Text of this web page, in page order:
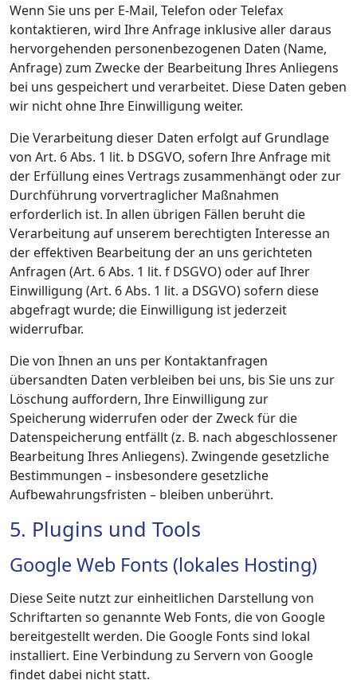
Wenn Sie uns per E-Mail, Telefon oder Telefax
kontaktieren, wird Ihre Anfrage inklusive aller daraus
hervorgehenden personenbezogenen Daten (Name,
Anfrage) zum Zwecke der Bearbeitung Ihres Anliegens
bei uns gespeichert und verarbeitet. Diese Daten geben
wir nicht ohne Ihre Einwilligung weiter.
Die Verarbeitung dieser Daten erfolgt auf Grundlage
von Art. 6 Abs. 1 lit. b DSGVO, sofern Ihre Anfrage mit
der Erfüllung eines Vertrags zusammenhängt oder zur
Durchführung vorvertraglicher Maßnahmen
erforderlich ist. In allen übrigen Fällen beruht die
Verarbeitung auf unserem berechtigten Interesse an
der effektiven Bearbeitung der an uns gerichteten
Anfragen (Art. 6 Abs. 1 lit. f DSGVO) oder auf Ihrer
Einwilligung (Art. 6 Abs. 1 lit. a DSGVO) sofern diese
abgefragt wurde; die Einwilligung ist jederzeit
widerrufbar.
Die von Ihnen an uns per Kontaktanfragen
übersandten Daten verbleiben bei uns, bis Sie uns zur
Löschung auffordern, Ihre Einwilligung zur
Speicherung widerrufen oder der Zweck für die
Datenspeicherung entfällt (z. B. nach abgeschlossener
Bearbeitung Ihres Anliegens). Zwingende gesetzliche
Bestimmungen – insbesondere gesetzliche
Aufbewahrungsfristen – bleiben unberührt.
5. Plugins und Tools
Google Web Fonts (lokales Hosting)
Diese Seite nutzt zur einheitlichen Darstellung von
Schriftarten so genannte Web Fonts, die von Google
bereitgestellt werden. Die Google Fonts sind lokal
installiert. Eine Verbindung zu Servern von Google
findet dabei nicht statt.